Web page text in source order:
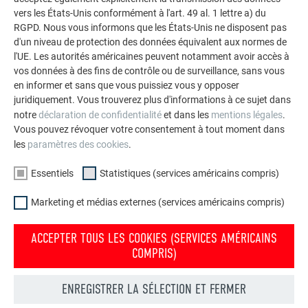
À la demande des propriétaires, l’
évacuation des eaux
pluvialesa été pensée différemment selon les côtés : sur la
façade arrière, l’évacuation se fait par une gouttière
classique, tandis qu’aucune gouttière n’a été prévue sur la
façade avant, largement visible. Le retrait de la façade
permet cette configuration sans difficulté technique. Les
étroits débords de toit sur la partie pignon du bâtiment ont
également été conçus de manière intentionnelle. Ils
protègent les façades en saule des intempéries et
témoignent, malgré la simplicité apparente du projet, du soin
vers les États-Unis conformément à l'art. 49 al. 1 lettre a) du
RGPD. Nous vous informons que les États-Unis ne disposent pas
d'un niveau de protection des données équivalent aux normes de
l'UE. Les autorités américaines peuvent notamment avoir accès à
vos données à des fins de contrôle ou de surveillance, sans vous
en informer et sans que vous puissiez vous y opposer
juridiquement. Vous trouverez plus d'informations à ce sujet dans
notredéclaration de confidentialitéet dans les mentions légales.
Vous pouvez révoquer votre consentement à tout moment dans
les paramètres des cookies.
Essentiels Statistiques (services américains compris)
Marketing et médias externes (services américains compris)
ACCEPTER TOUS LES COOKIES (SERVICES AMÉRICAINS
COMPRIS)
ENREGISTRER LA SÉLECTION ET FERMER